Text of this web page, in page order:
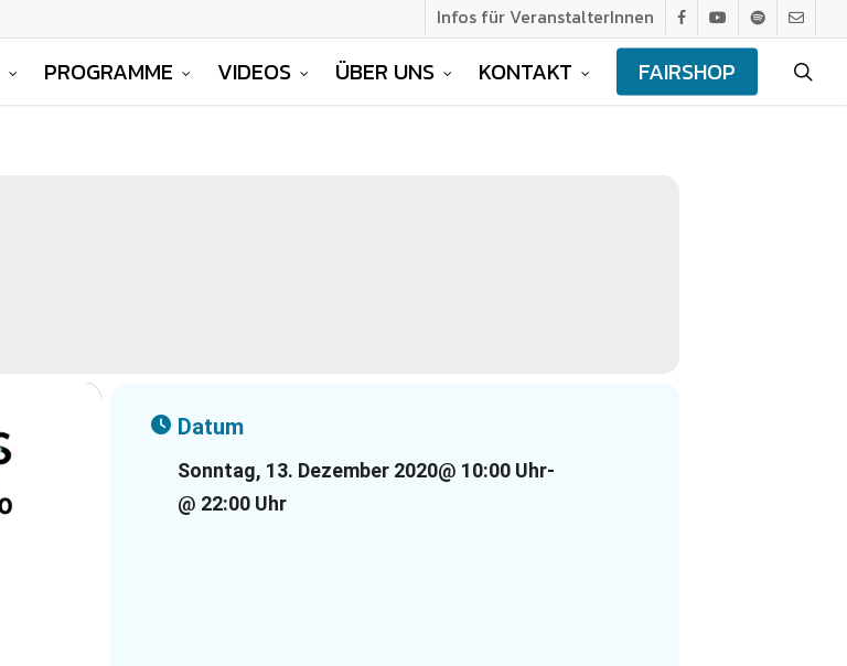
facebook
youtubespotifyemail
Infos für VeranstalterInnen
PROGRAMME VIDEOS ÜBER UNS KONTAKT FAIRSHOP
Datum
Sonntag, 13. Dezember 2020@ 10:00 Uhr-
@ 22:00 Uhr